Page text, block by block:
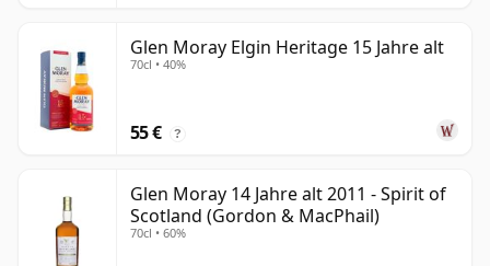
Glen Moray Elgin Heritage 15 Jahre alt
70cl • 40%
55 € ?
Glen Moray 14 Jahre alt 2011 - Spirit of
Scotland (Gordon & MacPhail)
70cl • 60%